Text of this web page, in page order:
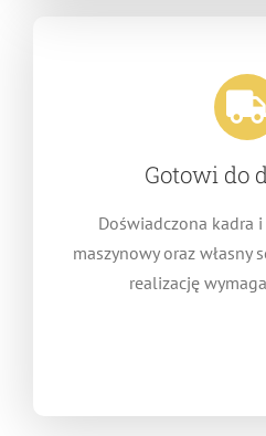
Gotowi do
Doświadczona kadra
maszynowy oraz własny
realizację